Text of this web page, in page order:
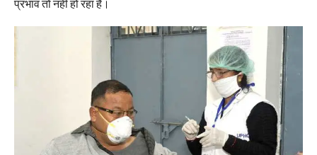
प्रभाव तो नही हो रहा है।